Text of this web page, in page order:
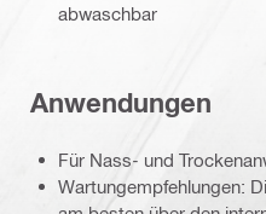
abwaschbar
Anwendungen
Für Nass- und
Wartungempfehlungen: